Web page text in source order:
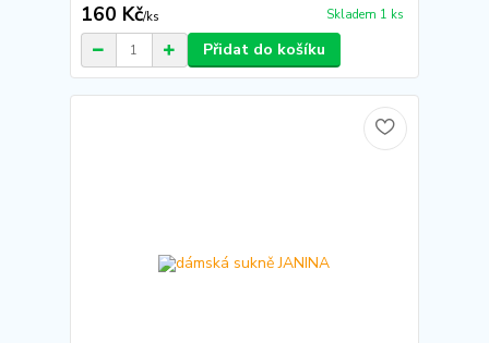
160 Kč/ks Skladem 1 ks
Přidat do košíku